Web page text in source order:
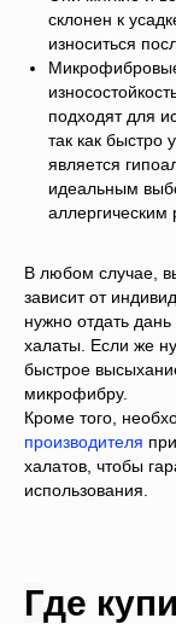
склонен к
износиться
подходят для
так как быстро
является
идеальным
аллергическим
В любом случае,
зависит от
нужно отдать
халаты. Если же
быстрое
микрофибру.
Кроме того,
производителя
халатов, чтобы
использования.
Где